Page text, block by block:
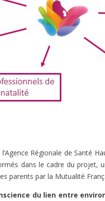
Régionale de Santé
dans le cadre du projet,
parents par la Mutualité
du lien entre